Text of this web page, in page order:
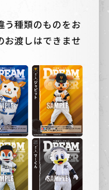
種類のものをお
お渡しはできませ